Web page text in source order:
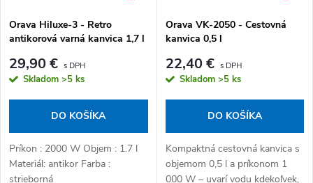
Orava Hiluxe-3 - Retro
antikorová varná kanvica 1,7 l
29,90 €
Skladom >5 ks
DO KOŠÍKA
Príkon : 2000 W Objem : 1.7 l
Materiál: antikor Farba :
strieborná
Orava VK-2050 - Cestovná
kanvica 0,5 l
22,40 €
Skladom >5 ks
DO KOŠÍKA
Kompaktná cestovná kanvica s
objemom 0,5 l a príkonom 1
000 W – uvarí vodu kdekoľvek,